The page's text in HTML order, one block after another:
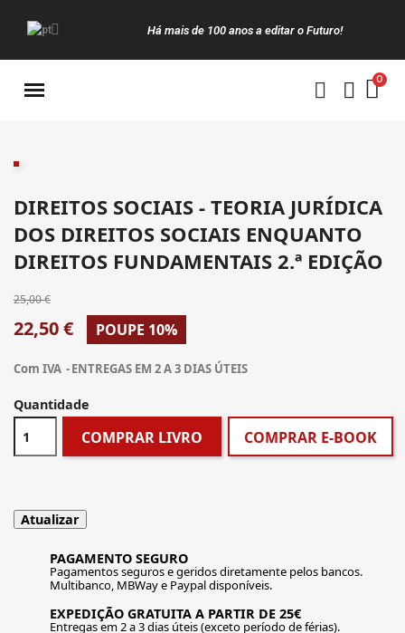
Há mais de 100 anos a editar o Futuro!
DIREITOS SOCIAIS - TEORIA JURÍDICA
DOS DIREITOS SOCIAIS ENQUANTO
DIREITOS FUNDAMENTAIS 2.ª EDIÇÃO
25,00 €
22,50 € POUPE 10%
Com IVA ENTREGAS EM 2 A 3 DIAS ÚTEIS
Quantidade
COMPRAR LIVRO COMPRAR E-BOOK
PAGAMENTO SEGURO
Pagamentos seguros e geridos diretamente pelos bancos.
Multibanco, MBWay e Paypal disponíveis.
EXPEDIÇÃO GRATUITA A PARTIR DE 25€
Entregas em 2 a 3 dias úteis (exceto período de férias).